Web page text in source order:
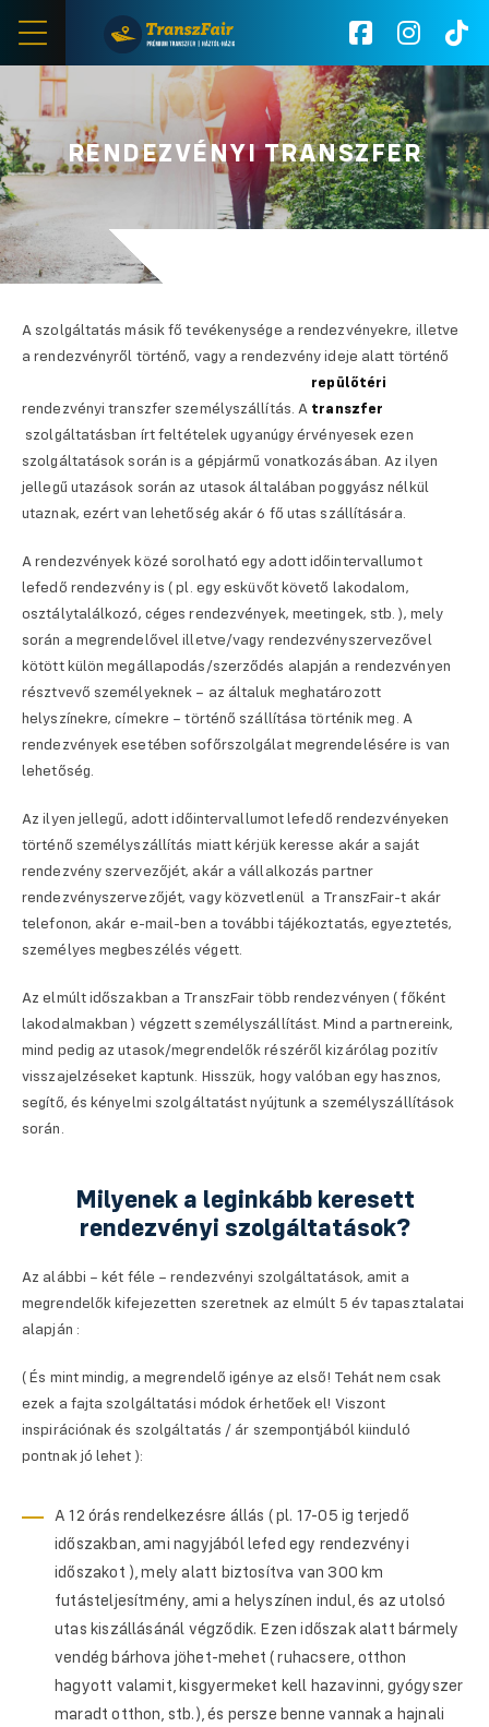
RENDEZVÉNYI TRANSZFER
A szolgáltatás másik fő tevékenysége a rendezvényekre, illetve
a rendezvényről történő, vagy a rendezvény ideje alatt történő
rendezvényi transzfer személyszállítás. A
repülőtéri
transzfer
szolgáltatásban írt feltételek ugyanúgy érvényesek ezen
szolgáltatások során is a gépjármű vonatkozásában. Az ilyen
jellegű utazások során az utasok általában poggyász nélkül
utaznak, ezért van lehetőség akár 6 fő utas szállítására.
A rendezvények közé sorolható egy adott időintervallumot
lefedő rendezvény is ( pl. egy esküvőt követő lakodalom,
osztálytalálkozó, céges rendezvények, meetingek, stb. ), mely
során a megrendelővel illetve/vagy rendezvényszervezővel
kötött külön megállapodás/szerződés alapján a rendezvényen
résztvevő személyeknek – az általuk meghatározott
helyszínekre, címekre – történő szállítása történik meg. A
rendezvények esetében sofőrszolgálat megrendelésére is van
lehetőség.
Az ilyen jellegű, adott időintervallumot lefedő rendezvényeken
történő személyszállítás miatt kérjük keresse akár a saját
rendezvény szervezőjét, akár a vállalkozás partner
rendezvényszervezőjét, vagy közvetlenül a TranszFair-t akár
telefonon, akár e-mail-ben a további tájékoztatás, egyeztetés,
személyes megbeszélés végett.
Az elmúlt időszakban a TranszFair több rendezvényen ( főként
lakodalmakban ) végzett személyszállítást. Mind a partnereink,
mind pedig az utasok/megrendelők részéről kizárólag pozitív
visszajelzéseket kaptunk. Hisszük, hogy valóban egy hasznos,
segítő, és kényelmi szolgáltatást nyújtunk a személyszállítások
során.
Milyenek a leginkább keresett
rendezvényi szolgáltatások?
Az alábbi – két féle – rendezvényi szolgáltatások, amit a
megrendelők kifejezetten szeretnek az elmúlt 5 év tapasztalatai
alapján :
( És mint mindig, a megrendelő igénye az első! Tehát nem csak
ezek a fajta szolgáltatási módok érhetőek el! Viszont
inspirációnak és szolgáltatás / ár szempontjából kiinduló
pontnak jó lehet ):
A 12 órás rendelkezésre állás ( pl. 17-05 ig terjedő
időszakban, ami nagyjából lefed egy rendezvényi
időszakot ), mely alatt biztosítva van 300 km
futásteljesítmény, ami a helyszínen indul, és az utolsó
utas kiszállásánál végződik. Ezen időszak alatt bármely
vendég bárhova jöhet-mehet ( ruhacsere, otthon
hagyott valamit, kisgyermeket kell hazavinni, gyógyszer
maradt otthon, stb.), és persze benne vannak a hajnali